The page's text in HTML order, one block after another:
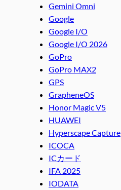
Gemini Omni
Google
Google I/O
Google I/O 2026
GoPro
GoPro MAX2
GPS
GrapheneOS
Honor Magic V5
HUAWEI
Hyperscape Capture
ICOCA
ICカード
IFA 2025
IODATA